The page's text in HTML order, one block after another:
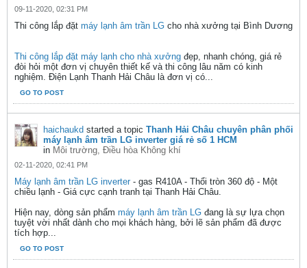
09-11-2020, 02:31 PM
Thi công lắp đặt máy lạnh âm trần LG cho nhà xưởng tại Bình Dương
Thi công lắp đặt máy lạnh cho nhà xưởng đẹp, nhanh chóng, giá rẻ
đòi hỏi một đơn vị chuyên thiết kế và thi công lâu năm có kinh
nghiệm. Điện Lạnh Thanh Hải Châu là đơn vị có...
GO TO POST
haichaukd started a topic Thanh Hải Châu chuyên phân phối
máy lạnh âm trần LG inverter giá rẻ số 1 HCM
in Môi trường, Điều hòa Không khí
02-11-2020, 02:41 PM
Máy lạnh âm trần LG inverter - gas R410A - Thổi tròn 360 độ - Một
chiều lạnh - Giá cực cạnh tranh tại Thanh Hải Châu.
Hiện nay, dòng sản phẩm máy lạnh âm trần LG đang là sự lựa chọn
tuyệt vời nhất dành cho mọi khách hàng, bởi lẽ sản phẩm đã được
tích hợp...
GO TO POST